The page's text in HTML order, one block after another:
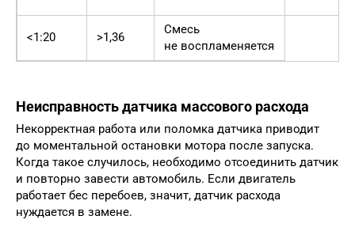
<1:20 >1,36
Смесь
не воспламеняется
Неисправность датчика массового расхода
Некорректная работа или поломка датчика приводит
до моментальной остановки мотора после запуска.
Когда такое случилось, необходимо отсоединить датчик
и повторно завести автомобиль. Если двигатель
работает бес перебоев, значит, датчик расхода
нуждается в замене.